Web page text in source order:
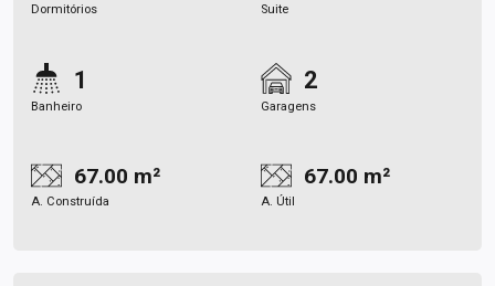
Dormitórios Suite
1
Banheiro
2
Garagens
67.00 m²
A. Construída
67.00 m²
A. Útil